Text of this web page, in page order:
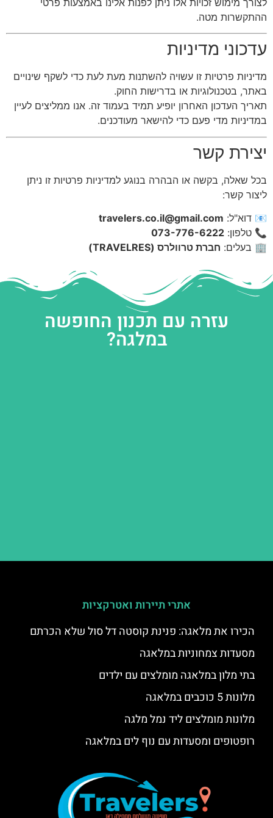
ההתקשרות מטה.
עדכוני מדיניות
מדיניות פרטיות זו עשויה להשתנות מעת לעת כדי לשקף שינויים
באתר, בטכנולוגיות או בדרישות החוק.
תאריך העדכון האחרון יופיע תמיד בעמוד זה. אנו ממליצים לעיין
במדיניות מדי פעם כדי להישאר מעודכנים.
יצירת קשר
בכל שאלה, בקשה או הבהרה בנוגע למדיניות פרטיות זו ניתן
ליצור קשר:
📧 דוא"ל: travelers.co.il@gmail.com
📞 טלפון: 073-776-6222
🏢 בעלים: חברת טרוולרס (TRAVELRES)
עזרה עם תכנון החופשה
במלגה?
אתרי תיירות ואטרקציות
הכירו את מלאגה: פנינת קוסטה דל סול שלא הכרתם
מסעדות צמחוניות במלאגה
בתי מלון במלאגה מומלצים עם ילדים
מלונות 5 כוכבים במלאגה
מלונות מומלצים ליד נמל מלגה
רופטופים ומסעדות עם נוף לים במלאגה